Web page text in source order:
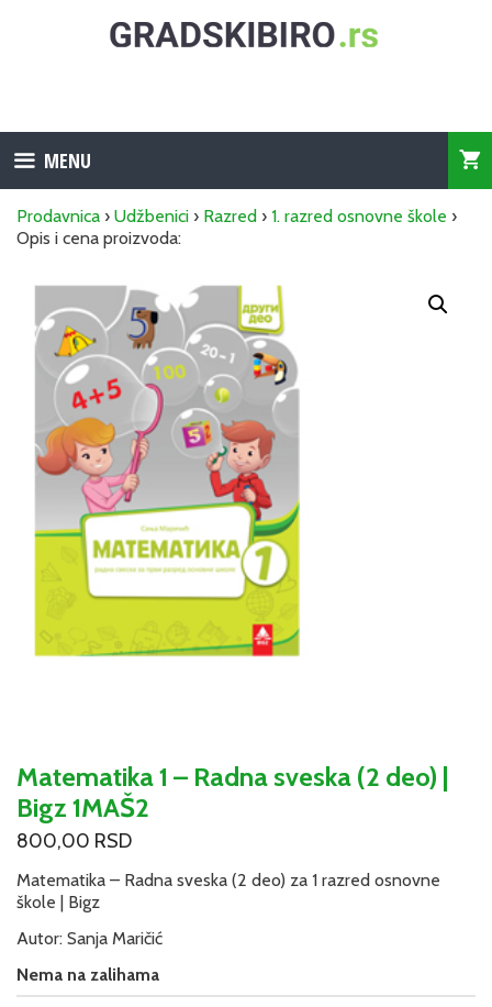
MENU
Prodavnica › Udžbenici › Razred › 1. razred osnovne škole ›
Opis i cena proizvoda:
Matematika 1 – Radna sveska (2 deo) |
Bigz 1MAŠ2
800,00 RSD
Matematika – Radna sveska (2 deo) za 1 razred osnovne
škole | Bigz
Autor: Sanja Maričić
Nema na zalihama